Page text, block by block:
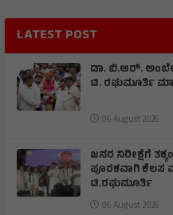
LATEST POST
ಡಾ. ಬಿ.ಆರ್.
ಟಿ. ರಘುಮೂರ್ತಿ
06 August 2026
ಜನರ ನಿರೀಕ್ಷೆಗೆ
ಪೂರಕವಾಗಿ ಕೆಲಸ
ಟಿ.ರಘುಮೂರ್ತಿ
06 August 2026